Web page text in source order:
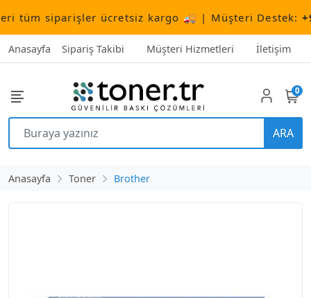
siparişler ücretsiz kargo 🚚 | Müşteri Destek:+90
Anasayfa Sipariş Takibi Müşteri Hizmetleri İletişim
ARA
0
Anasayfa Toner Brother